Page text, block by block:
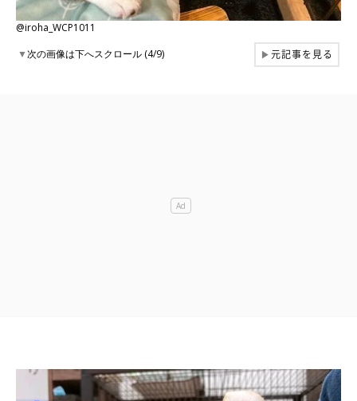
@iroha_WCP1011
▼次の画像は下へスクロール (4/9) ▶元記事を見る